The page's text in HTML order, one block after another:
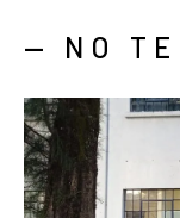
— NO TE